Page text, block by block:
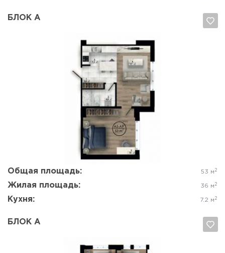
БЛОК А
Общая площадь: 53 м 2
Жилая площадь: 36 м 2
Кухня: 7.2 м 2
Да, удалить Отмена
БЛОК А